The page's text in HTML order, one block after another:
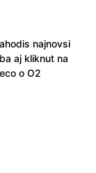
najnovsi
aj kliknut na
o O2